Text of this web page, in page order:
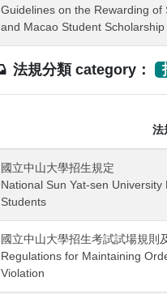
Guidelines on the Rewarding
and Macao Student Scholarship
法規分類 category：
法
國立中山大學招生規定
National Sun Yat-sen
Students
國立中山大學招生考試試場規則
Regulations for Maintaining
Violation